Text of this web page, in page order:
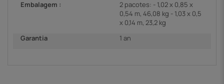
Embalagem :
2 pacotes: - 1,02 x 0,85 x
0,54 m, 46,08 kg - 1,03 x 0,5
x 0,14 m, 23,2 kg
Garantia
1 an